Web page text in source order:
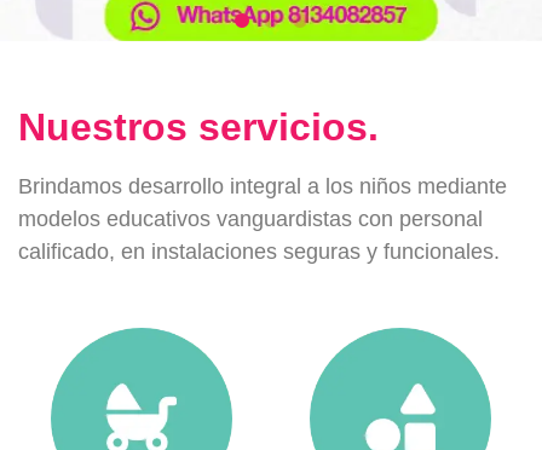
Nuestros servicios.
Brindamos desarrollo integral a los niños mediante
modelos educativos vanguardistas con personal
calificado, en instalaciones seguras y funcionales.